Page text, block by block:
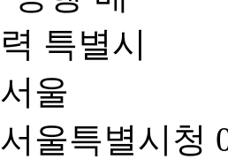
서울특별시청